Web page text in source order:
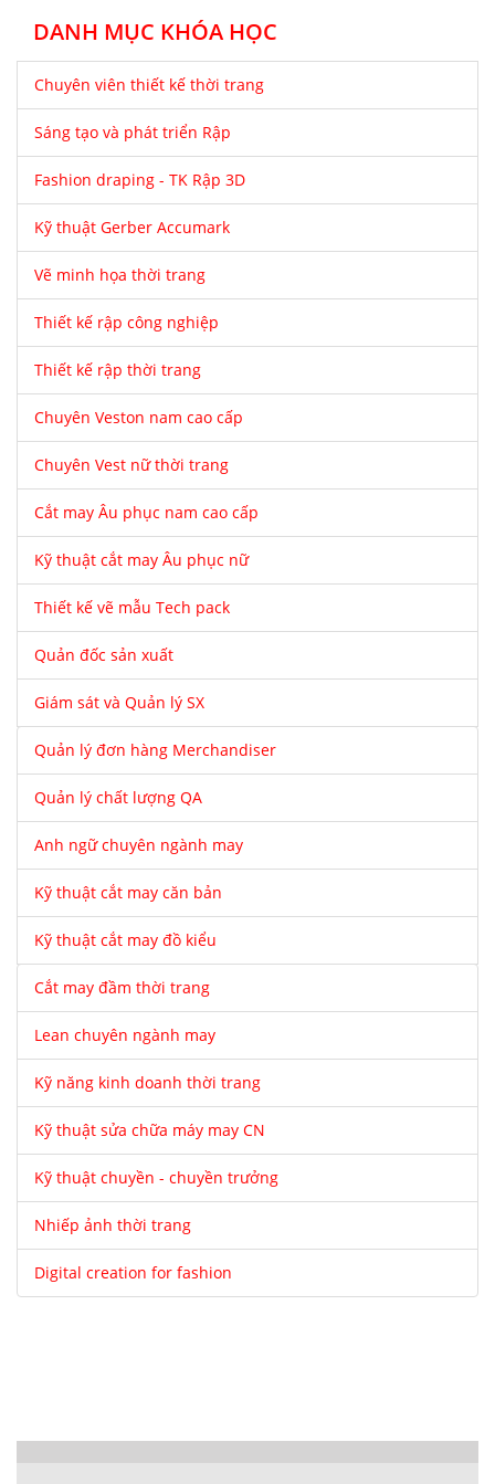
DANH MỤC KHÓA HỌC
Chuyên viên thiết kế thời trang
Sáng tạo và phát triển Rập
Fashion draping - TK Rập 3D
Kỹ thuật Gerber Accumark
Vẽ minh họa thời trang
Thiết kế rập công nghiệp
Thiết kế rập thời trang
Chuyên Veston nam cao cấp
Chuyên Vest nữ thời trang
Cắt may Âu phục nam cao cấp
Kỹ thuật cắt may Âu phục nữ
Thiết kế vẽ mẫu Tech pack
Quản đốc sản xuất
Giám sát và Quản lý SX
Quản lý đơn hàng Merchandiser
Quản lý chất lượng QA
Anh ngữ chuyên ngành may
Kỹ thuật cắt may căn bản
Kỹ thuật cắt may đồ kiểu
Cắt may đầm thời trang
Lean chuyên ngành may
Kỹ năng kinh doanh thời trang
Kỹ thuật sửa chữa máy may CN
Kỹ thuật chuyền - chuyền trưởng
Nhiếp ảnh thời trang
Digital creation for fashion